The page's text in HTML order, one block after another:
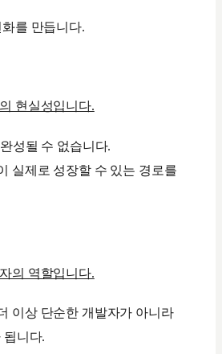
를 만듭니다.
현실성입니다.
성될 수 없습니다.
실제로 성장할 수 있는 경로를
의 역할입니다.
이상 단순한 개발자가 아니라
됩니다.